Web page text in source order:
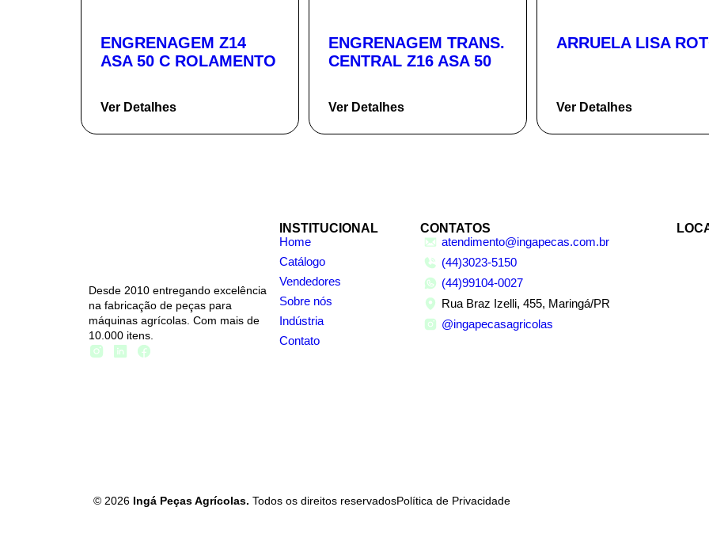
ENGRENAGEM Z14
ASA 50 C ROLAMENTO
Ver Detalhes
ENGRENAGEM TRANS.
CENTRAL Z16 ASA 50
Ver Detalhes
ARRUELA LISA
Ver Detalhes
Desde 2010 entregando excelência
na fabricação de peças para
máquinas agrícolas. Com mais de
10.000 itens.
INSTITUCIONAL
Home
Catálogo
Vendedores
Sobre nós
Indústria
Contato
CONTATOS
atendimento@ingapecas.com.br
(44)3023-5150
(44)99104-0027
Rua Braz Izelli, 455, Maringá/PR
@ingapecasagricolas
© 2026 Ingá Peças Agrícolas. Todos os direitos reservadosPolítica de Privacidade